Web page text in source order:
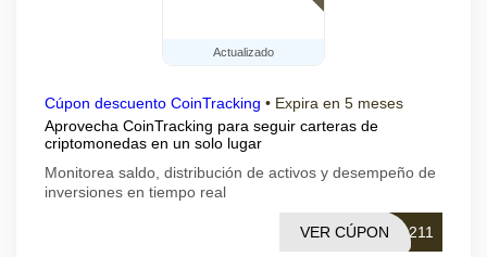
Actualizado
Cúpon descuento CoinTracking • Expira en 5 meses
Aprovecha CoinTracking para seguir carteras de
criptomonedas en un solo lugar
Monitorea saldo, distribución de activos y desempeño de
inversiones en tiempo real
0211
VER CÚPON